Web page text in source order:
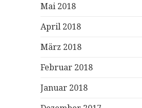
Mai 2018
April 2018
März 2018
Februar 2018
Januar 2018